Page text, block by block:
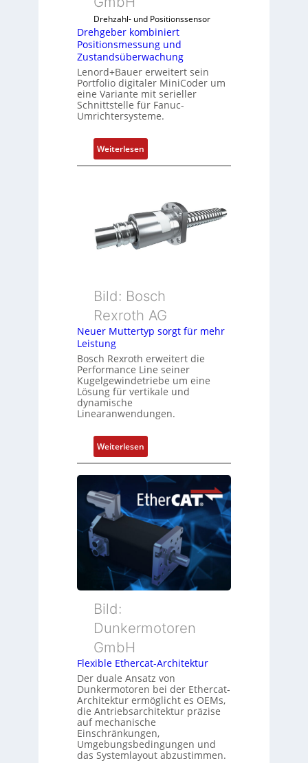
n
i
e
r
t
P
o
t
s
m
e
n
u
d
Z
u
t
a
n
d
s
ü
b
e
c
h
g
Drehzahl- und Positionssensor
Drehgeber kombiniert
Positionsmessung und
Zustandsüberwachung
Lenord+Bauer erweitert sein
Portfolio digitaler MiniCoder um
eine Variante mit serieller
Schnittstelle für Fanuc-
Umrichtersysteme.
Weiterlesen:
D
g
e
b
k
m
b
n
i
e
P
o
s
i
t
i
o
e
u
u
n
d
Z
u
s
t
Bild: Bosch
Rexroth AG
Neuer Muttertyp sorgt für mehr
Leistung
Bosch Rexroth erweitert die
Performance Line seiner
Kugelgewindetriebe um eine
Lösung für vertikale und
dynamische
Linearanwendungen.
Weiterlesen:
N
e
e
r
t
e
y
s
o
r
g
t
f
ü
Bild:
Dunkermotoren
GmbH
Flexible Ethercat-Architektur
Der duale Ansatz von
Dunkermotoren bei der Ethercat-
Architektur ermöglicht es OEMs,
die Antriebsarchitektur präzise
auf mechanische
Einschränkungen,
Umgebungsbedingungen und
das Systemlayout abzustimmen.